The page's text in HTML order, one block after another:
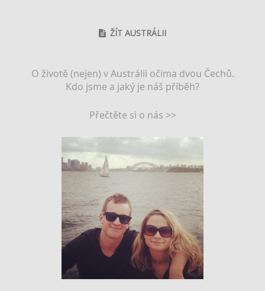
ŽÍT AUSTRÁLII
O životě (nejen) v Austrálii očima dvou Čechů.
Kdo jsme a jaký je náš příběh?
Přečtěte si o nás >>